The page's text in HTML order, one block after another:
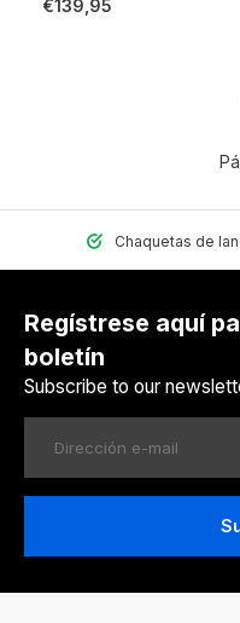
€139,95
Chaquetas de
Regístrese aquí
boletín
Subscribe to our